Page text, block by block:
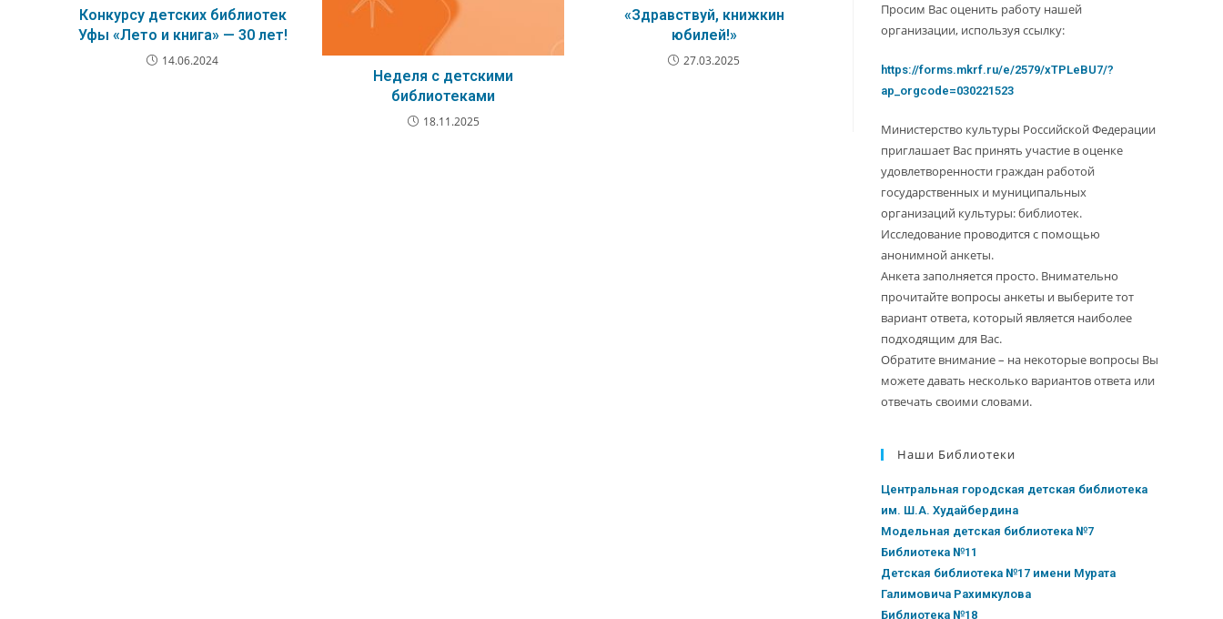
Конкурсу детских библиотек
Уфы «Лето и книга» — 30 лет!
14.06.2024
Неделя с детскими
библиотеками
18.11.2025
«Здравствуй, книжкин
юбилей!»
27.03.2025
Просим Вас оценить работу нашей
организации, используя ссылку:
https://forms.mkrf.ru/e/2579/xTPLeBU7/?
ap_orgcode=030221523
Министерство культуры Российской Федерации
приглашает Вас принять участие в оценке
удовлетворенности граждан работой
государственных и муниципальных
организаций культуры: библиотек.
Исследование проводится с помощью
анонимной анкеты.
Анкета заполняется просто. Внимательно
прочитайте вопросы анкеты и выберите тот
вариант ответа, который является наиболее
подходящим для Вас.
Обратите внимание – на некоторые вопросы Вы
можете давать несколько вариантов ответа или
отвечать своими словами.
Наши Библиотеки
Центральная городская детская библиотека
им. Ш.А. Худайбердина
Модельная детская библиотека №7
Библиотека №11
Детская библиотека №17 имени Мурата
Галимовича Рахимкулова
Библиотека №18